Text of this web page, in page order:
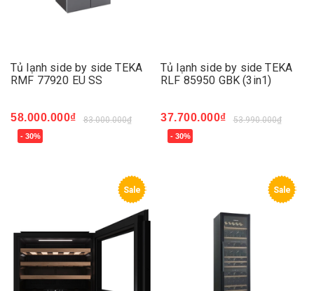
Tủ lạnh side by side TEKA
RMF 77920 EU SS
58.000.000₫ 83.000.000₫
- 30%
Tủ lạnh side by side TEKA
RLF 85950 GBK (3in1)
37.700.000₫ 53.990.000₫
- 30%
Sale Sale